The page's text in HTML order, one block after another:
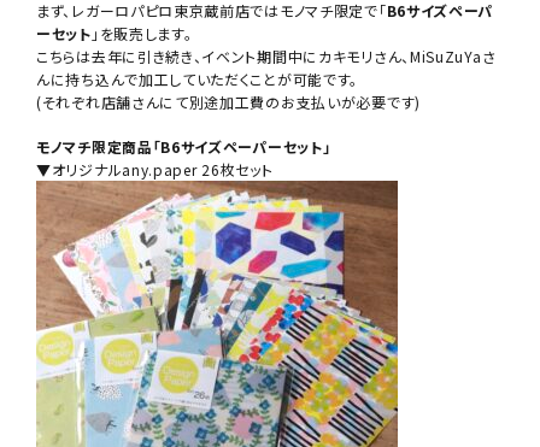
まず、レガーロパピロ東京蔵前店ではモノマチ限定で「B6サイズペーパ
ーセット 」を販売します。
こちらは去年に引き続き、イベント期間中にカキモリさん、MiSuZuYaさ
んに持ち込んで加工していただくことが可能です。
(それぞれ店舗さんにて別途加工費のお支払いが必要です)
モノマチ限定商品「B6サイズペーパーセット」
▼オリジナルany.paper 26枚セット